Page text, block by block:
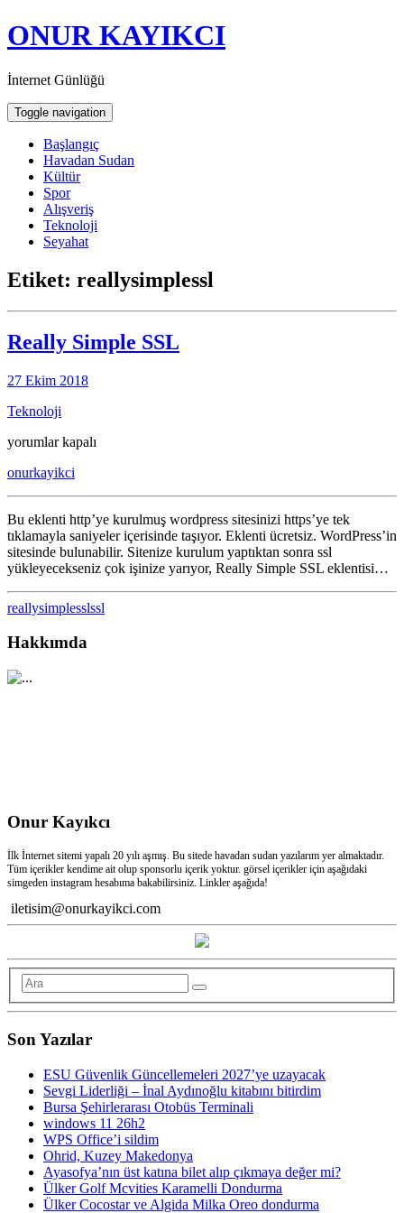
ONUR KAYIKCI
İnternet Günlüğü
Toggle navigation
Başlangıç
Havadan Sudan
Kültür
Spor
Alışveriş
Teknoloji
Seyahat
Etiket: reallysimplessl
Really Simple SSL
27 Ekim 2018
Teknoloji
Really
SSL
yorumlar kapalı
onurkayikci
Bu eklenti http’ye kurulmuş wordpress sitesinizi https’ye tek
tıklamayla saniyeler içerisinde taşıyor. Eklenti ücretsiz. WordPress’in
sitesinde bulunabilir. Sitenize kurulum yaptıktan sonra ssl
yükleyecekseniz çok işinize yarıyor, Really Simple SSL eklentisi…
reallysimplesslssl
Hakkımda
Onur Kayıkcı
İlk İnternet sitemi yapalı 20 yılı aşmış. Bu sitede havadan sudan yazılarım yer almaktadır.
Tüm içerikler kendime ait olup sponsorlu içerik yoktur. görsel içerikler için aşağıdaki
simgeden instagram hesabıma bakabilirsiniz. Linkler aşağıda!
iletisim@onurkayikci.com
Son Yazılar
ESU Güvenlik Güncellemeleri 2027’ye uzayacak
Sevgi Liderliği – İnal Aydınoğlu kitabını bitirdim
Bursa Şehirlerarası Otobüs Terminali
windows 11 26h2
WPS Office’i sildim
Ohrid, Kuzey Makedonya
Ayasofya’nın üst katına bilet alıp çıkmaya değer mi?
Ülker Golf Mcvities Karamelli Dondurma
Ülker Cocostar ve Algida Milka Oreo dondurma